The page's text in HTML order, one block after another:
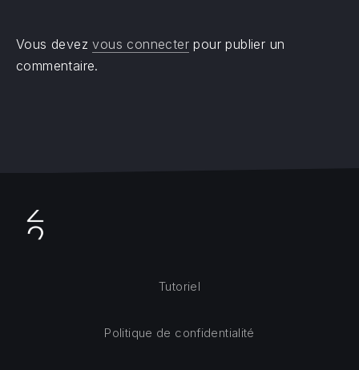
Vous devezvous connecter pour publier un
commentaire.
Tutoriel
Politique de confidentialité